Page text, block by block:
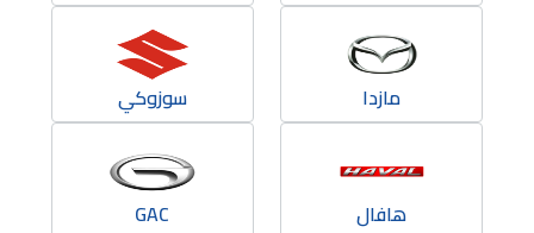
مازدا سوزوكي
هافال GAC